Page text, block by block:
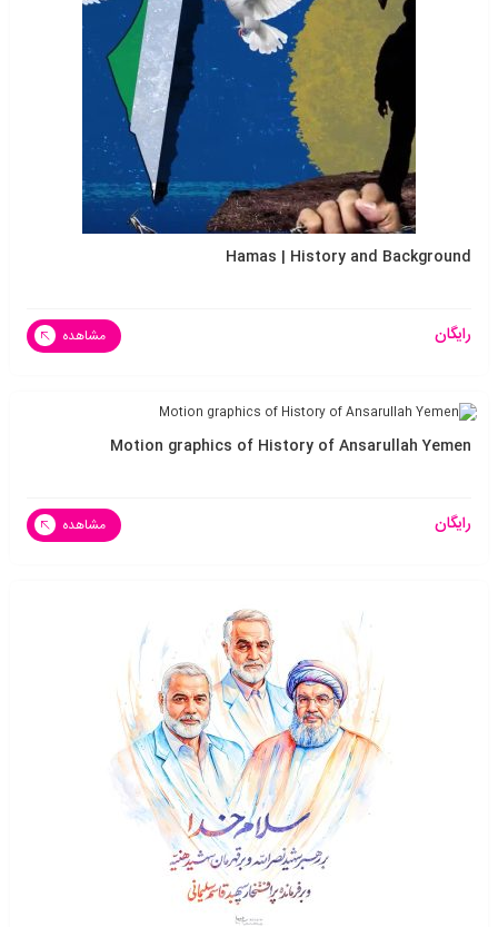
Hamas | History and Background
رایگان مشاهده
Motion graphics of History of Ansarullah Yemen
رایگان مشاهده